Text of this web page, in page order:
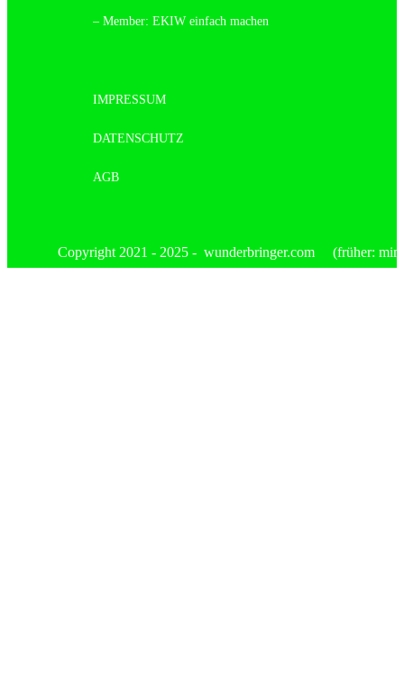
– Member: EKIW einfach machen
IMPRESSUM
DATENSCHUTZ
AGB
Copyright 2021 - 2025 - wunderbringer.com (früher: